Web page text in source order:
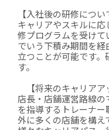
【入社後の研修につい
キャリアやスキルに
修プログラムを受けて
でいう下積み期間を
立つことが可能です。
す。
【将来のキャリアア
店長・店舗運営路線
を指導するトレーナ
外に多くの店舗を構え